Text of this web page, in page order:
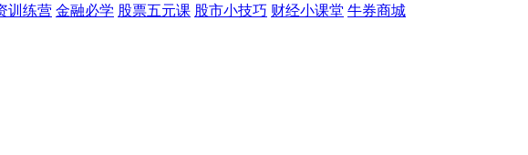
训练营 金融必学 股票五元课 股市小技巧 财经小课堂 牛券商城